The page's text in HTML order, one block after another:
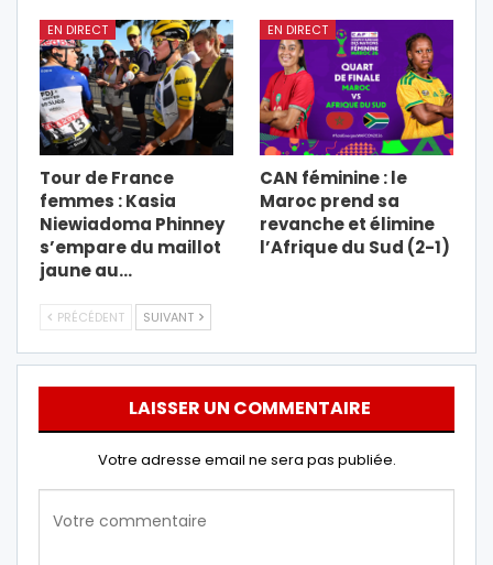
EN DIRECT
Tour de France
femmes : Kasia
Niewiadoma Phinney
s’empare du maillot
jaune au…
EN DIRECT
CAN féminine : le
Maroc prend sa
revanche et élimine
l’Afrique du Sud (2-1)
PRÉCÉDENT SUIVANT
LAISSER UN COMMENTAIRE
Votre adresse email ne sera pas publiée.